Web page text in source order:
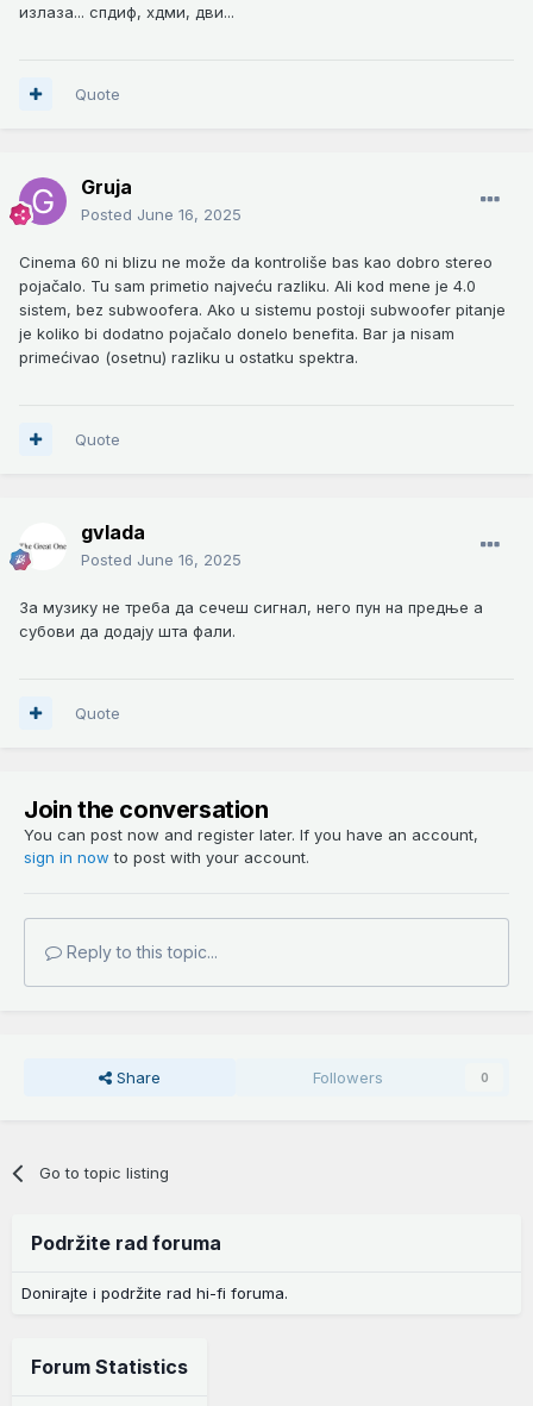
излаза... спдиф, хдми, дви...
Quote
Gruja
Posted June 16, 2025
Cinema 60 ni blizu ne može da kontroliše bas kao dobro stereo
pojačalo. Tu sam primetio najveću razliku. Ali kod mene je 4.0
sistem, bez subwoofera. Ako u sistemu postoji subwoofer pitanje
je koliko bi dodatno pojačalo donelo benefita. Bar ja nisam
primećivao (osetnu) razliku u ostatku spektra.
Quote
gvlada
Posted June 16, 2025
За музику не треба да сечеш сигнал, него пун на предње а
субови да додају шта фали.
Quote
Join the conversation
You can post now and register later. If you have an account,
sign in now to post with your account.
Reply to this topic...
Share Followers 0
Go to topic listing
Podržite rad foruma
Donirajte i podržite rad hi-fi foruma.
Forum Statistics